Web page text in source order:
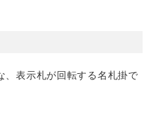
、表示札が回転する名札掛で